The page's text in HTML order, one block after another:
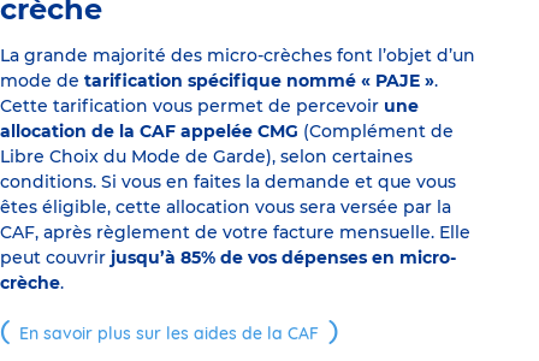
crèche
La grande majorité des micro-crèches font l’objet d’un
mode de tarification spécifique nommé « PAJE ».
Cette tarification vous permet de percevoir une
allocation de la CAF appelée CMG (Complément de
Libre Choix du Mode de Garde), selon certaines
conditions. Si vous en faites la demande et que vous
êtes éligible, cette allocation vous sera versée par la
CAF, après règlement de votre facture mensuelle. Elle
peut couvrir jusqu’à 85% de vos dépenses en micro-
crèche.
En savoir plus sur les aides de la CAF